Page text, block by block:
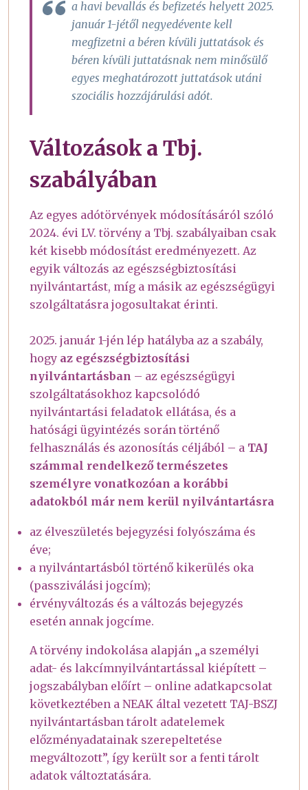
a havi bevallás és befizetés helyett 2025.
január 1-jétől negyedévente kell
megfizetni a béren kívüli juttatások és
béren kívüli juttatásnak nem minősülő
egyes meghatározott juttatások utáni
szociális hozzájárulási adót.
Változások a Tbj.
szabályában
Az egyes adótörvények módosításáról szóló
2024. évi LV. törvény a Tbj. szabályaiban csak
két kisebb módosítást eredményezett. Az
egyik változás az egészségbiztosítási
nyilvántartást, míg a másik az egészségügyi
szolgáltatásra jogosultakat érinti.
2025. január 1-jén lép hatályba az a szabály,
hogy az egészségbiztosítási
nyilvántartásban – az egészségügyi
szolgáltatásokhoz kapcsolódó
nyilvántartási feladatok ellátása, és a
hatósági ügyintézés során történő
felhasználás és azonosítás céljából – a TAJ
számmal rendelkező természetes
személyre vonatkozóan a korábbi
adatokból már nem kerül nyilvántartásra
az élveszületés bejegyzési folyószáma és
éve;
a nyilvántartásból történő kikerülés oka
(passziválási jogcím);
érvényváltozás és a változás bejegyzés
esetén annak jogcíme.
A törvény indokolása alapján „a személyi
adat- és lakcímnyilvántartással kiépített –
jogszabályban előírt – online adatkapcsolat
következtében a NEAK által vezetett TAJ-BSZJ
nyilvántartásban tárolt adatelemek
előzményadatainak szerepeltetése
megváltozott”, így került sor a fenti tárolt
adatok változtatására.